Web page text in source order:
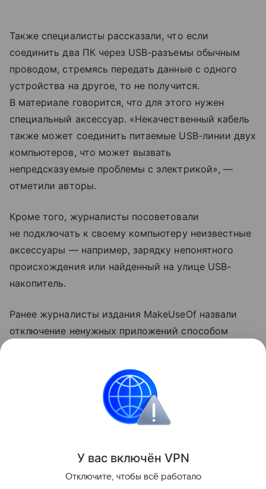
Также специалисты рассказали, что если
соединить два ПК через USB-разъемы обычным
проводом, стремясь передать данные с одного
устройства на другое, то не получится.
В материале говорится, что для этого нужен
специальный аксессуар. «Некачественный кабель
также может соединить питаемые USB-линии двух
компьютеров, что может вызвать
непредсказуемые проблемы с электрикой», —
отметили авторы.
Кроме того, журналисты посоветовали
не подключать к своему компьютеру неизвестные
аксессуары — например, зарядку непонятного
происхождения или найденный на улице USB-
накопитель.
Ранее журналисты издания MakeUseOf назвали
отключение ненужных приложений способом
«Рекомендации и предложения».
Поделиться
У вас включён VPN
Отключите, чтобы всё работало